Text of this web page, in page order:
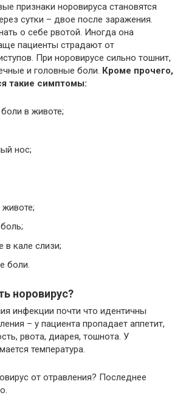
признаки норовируса становятся
сутки – двое после заражения.
о себе рвотой. Иногда она
пациенты страдают от
При норовирусе сильно тошнит,
и головные боли. Кроме прочего,
такие симптомы:
в животе;
нос;
животе;
в кале слизи;
боли.
норовирус?
инфекции почти что идентичны
– у пациента пропадает аппетит,
рвота, диарея, тошнота. У
температура.
от отравления? Последнее